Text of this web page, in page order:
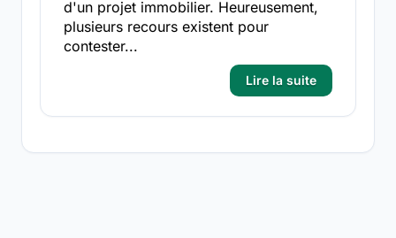
d'un projet immobilier. Heureusement,
plusieurs recours existent pour
contester...
Lire la suite